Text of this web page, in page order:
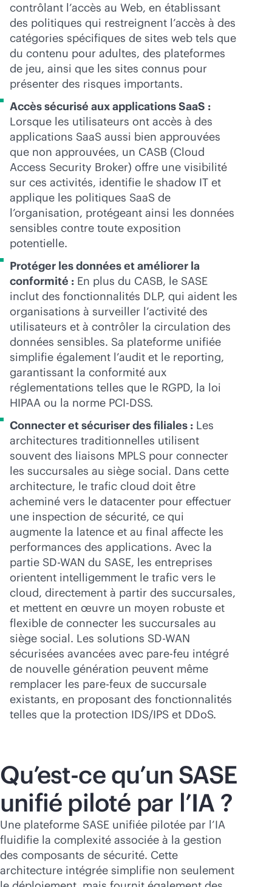
contrôlant l’accès au Web, en établissant
des politiques qui restreignent l’accès à des
catégories spécifiques de sites web tels que
du contenu pour adultes, des plateformes
de jeu, ainsi que les sites connus pour
présenter des risques importants.
Accès sécurisé aux applications SaaS :
Lorsque les utilisateurs ont accès à des
applications SaaS aussi bien approuvées
que non approuvées, un CASB (Cloud
Access Security Broker) offre une visibilité
sur ces activités, identifie le shadow IT et
applique les politiques SaaS de
l’organisation, protégeant ainsi les données
sensibles contre toute exposition
potentielle.
Protéger les données et améliorer la
conformité : En plus du CASB, le SASE
inclut des fonctionnalités DLP, qui aident les
organisations à surveiller l’activité des
utilisateurs et à contrôler la circulation des
données sensibles. Sa plateforme unifiée
simplifie également l’audit et le reporting,
garantissant la conformité aux
réglementations telles que le RGPD, la loi
HIPAA ou la norme PCI-DSS.
Connecter et sécuriser des filiales : Les
architectures traditionnelles utilisent
souvent des liaisons MPLS pour connecter
les succursales au siège social. Dans cette
architecture, le trafic cloud doit être
acheminé vers le datacenter pour effectuer
une inspection de sécurité, ce qui
augmente la latence et au final affecte les
performances des applications. Avec la
partie SD-WAN du SASE, les entreprises
orientent intelligemment le trafic vers le
cloud, directement à partir des succursales,
et mettent en œuvre un moyen robuste et
flexible de connecter les succursales au
siège social. Les solutions SD-WAN
sécurisées avancées avec pare-feu intégré
de nouvelle génération peuvent même
remplacer les pare-feux de succursale
existants, en proposant des fonctionnalités
telles que la protection IDS/IPS et DDoS.
Qu’est-ce qu’un SASE
unifié piloté par l’IA ?
Une plateforme SASE unifiée pilotée par l’IA
fluidifie la complexité associée à la gestion
des composants de sécurité. Cette
architecture intégrée simplifie non seulement